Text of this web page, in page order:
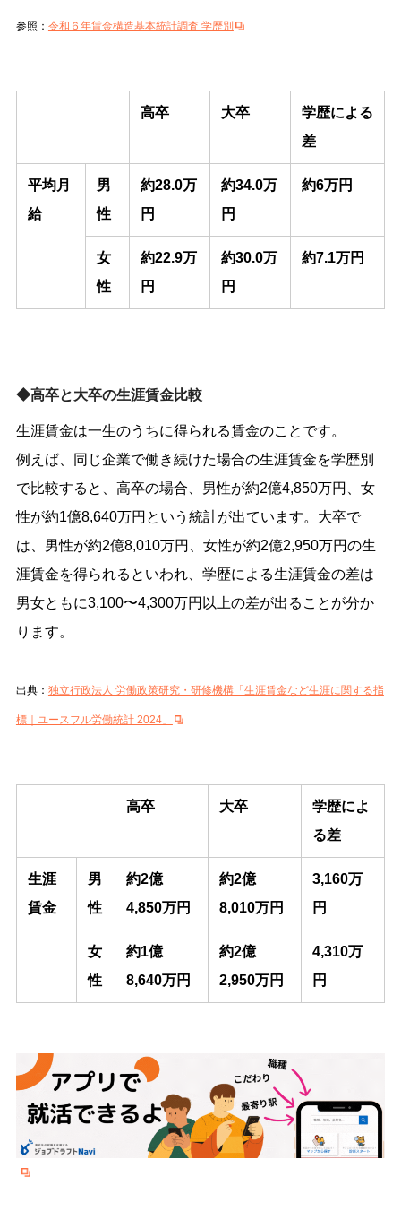
参照： 令和６年賃金構造基本統計調査 学歴別
高卒 大卒
学歴による
差
平均月
給
男
性
約28.0万
円
約34.0万
円
約6万円
女
性
約22.9万
円
約30.0万
円
約7.1万円
◆高卒と大卒の生涯賃金比較
生涯賃金は一生のうちに得られる賃金のことです。
例えば、同じ企業で働き続けた場合の生涯賃金を学歴別
で比較すると、高卒の場合、男性が約2億4,850万円、女
性が約1億8,640万円という統計が出ています。大卒で
は、男性が約2億8,010万円、女性が約2億2,950万円の生
涯賃金を得られるといわれ、学歴による生涯賃金の差は
男女ともに3,100〜4,300万円以上の差が出ることが分か
ります。
出典： 独立行政法人 労働政策研究・研修機構「生涯賃金など生涯に関する指
標｜ユースフル労働統計 2024」
高卒 大卒
学歴によ
る差
生涯
賃金
男
性
約2億
4,850万円
約2億
8,010万円
3,160万
円
女
性
約1億
8,640万円
約2億
2,950万円
4,310万
円